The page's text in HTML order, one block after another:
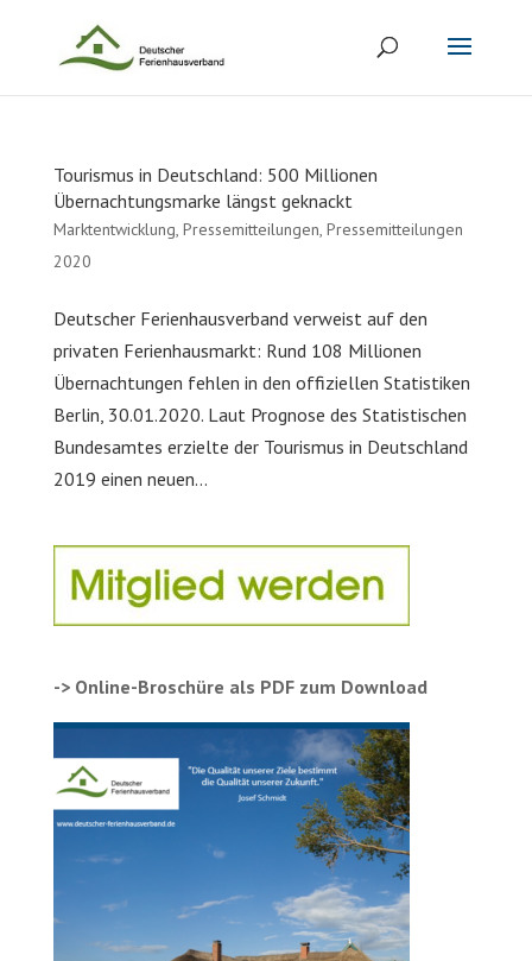
Tourismus in Deutschland: 500 Millionen
Übernachtungsmarke längst geknackt
Marktentwicklung, Pressemitteilungen, Pressemitteilungen
2020
Deutscher Ferienhausverband verweist auf den
privaten Ferienhausmarkt: Rund 108 Millionen
Übernachtungen fehlen in den offiziellen Statistiken
Berlin, 30.01.2020. Laut Prognose des Statistischen
Bundesamtes erzielte der Tourismus in Deutschland
2019 einen neuen...
-> Online-Broschüre als PDF zum Download